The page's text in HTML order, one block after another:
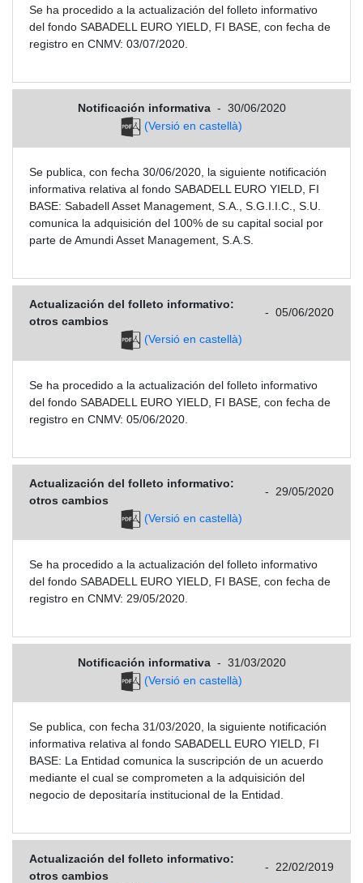
Se ha procedido a la actualización del folleto informativo
del fondo SABADELL EURO YIELD, FI BASE, con fecha de
registro en CNMV: 03/07/2020.
Notificación informativa - 30/06/2020
(Versió en castellà)
Se publica, con fecha 30/06/2020, la siguiente notificación
informativa relativa al fondo SABADELL EURO YIELD, FI
BASE: Sabadell Asset Management, S.A., S.G.I.I.C., S.U.
comunica la adquisición del 100% de su capital social por
parte de Amundi Asset Management, S.A.S.
Actualización del folleto informativo:
otros cambios
- 05/06/2020
(Versió en castellà)
Se ha procedido a la actualización del folleto informativo
del fondo SABADELL EURO YIELD, FI BASE, con fecha de
registro en CNMV: 05/06/2020.
Actualización del folleto informativo:
otros cambios
- 29/05/2020
(Versió en castellà)
Se ha procedido a la actualización del folleto informativo
del fondo SABADELL EURO YIELD, FI BASE, con fecha de
registro en CNMV: 29/05/2020.
Notificación informativa - 31/03/2020
(Versió en castellà)
Se publica, con fecha 31/03/2020, la siguiente notificación
informativa relativa al fondo SABADELL EURO YIELD, FI
BASE: La Entidad comunica la suscripción de un acuerdo
mediante el cual se comprometen a la adquisición del
negocio de depositaría institucional de la Entidad.
Actualización del folleto informativo:
otros cambios
- 22/02/2019